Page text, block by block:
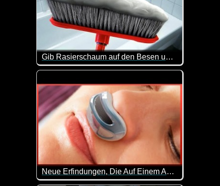
Gib Rasierschaum auf den Besen und mach DIES (genialer Trick)
Das mit dem Rasierschaum muss man sich
Neue Erfindungen, Die Auf Einem Anderen Level Sind - 44